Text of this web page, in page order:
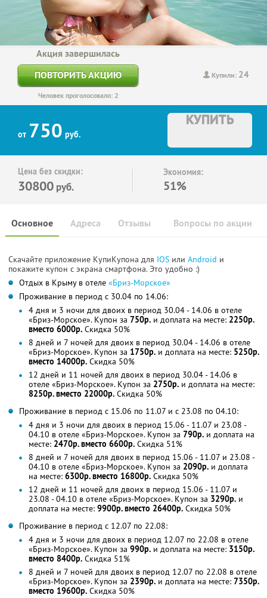
Купили: 24
Акция завершилась
ПОВТОРИТЬ АКЦИЮ
Человек проголосовало: 2
от 750 руб.
КУПИТЬ
Цена без скидки:
30800 руб.
Экономия:
51%
Основное Отзывы Вопросы по акции
Адреса
Скачайте приложение КупиКупона для IOS или Android и
покажите купон с экрана смартфона. Это удобно :)
Отдых в Крыму в отеле «Бриз-Морское»
Проживание в период с 30.04 по 14.06:
4 дня и 3 ночи для двоих в период 30.04 - 14.06 в отеле
«Бриз-Морское». Купон за 750р. и доплата на месте: 2250р.
вместо 6000р. Скидка 50%
8 дней и 7 ночей для двоих в период 30.04 - 14.06 в отеле
«Бриз-Морское». Купон за 1750р. и доплата на месте: 5250р.
вместо 14000р. Скидка 50%
12 дней и 11 ночей для двоих в период 30.04 - 14.06 в
отеле «Бриз-Морское». Купон за 2750р. и доплата на месте:
8250р. вместо 22000р. Скидка 50%
Проживание в период с 15.06 по 11.07 и с 23.08 по 04.10:
4 дня и 3 ночи для двоих в период 15.06 - 11.07 и 23.08 -
04.10 в отеле «Бриз-Морское». Купон за 790р. и доплата на
месте: 2470р. вместо 6600р. Скидка 51%
8 дней и 7 ночей для двоих в период 15.06 - 11.07 и 23.08 -
04.10 в отеле «Бриз-Морское». Купон за 2090р. и доплата
на месте: 6300р. вместо 16800р. Скидка 50%
12 дней и 11 ночей для двоих в период 15.06 - 11.07 и
23.08 - 04.10 в отеле «Бриз-Морское». Купон за 3290р. и
доплата на месте: 9900р. вместо 26400р. Скидка 50%
Проживание в период с 12.07 по 22.08:
4 дня и 3 ночи для двоих в период 12.07 по 22.08 в отеле
«Бриз-Морское». Купон за 990р. и доплата на месте: 3150р.
вместо 8400р. Скидка 51%
8 дней и 7 ночей для двоих в период 12.07 по 22.08 в отеле
«Бриз-Морское». Купон за 2390р. и доплата на месте: 7350р.
вместо 19600р. Скидка 50%